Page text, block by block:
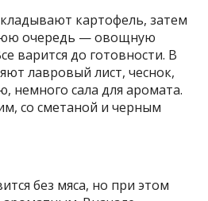
картофель, затем
очередь — овощную
варится до готовности. В
лавровый лист, чеснок,
немного сала для аромата.
со сметаной и черным
без мяса, но при этом